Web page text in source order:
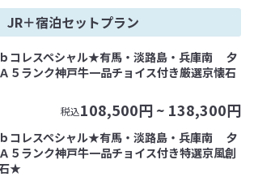
JR＋宿泊セットプラン
コレスペシャル★有馬・淡路島・兵庫南 夕
５ランク神戸牛一品チョイス付き厳選京懐石
税込108,500円 ~ 138,300円
コレスペシャル★有馬・淡路島・兵庫南 夕
５ランク神戸牛一品チョイス付き特選京風創
★